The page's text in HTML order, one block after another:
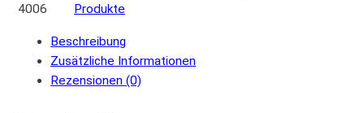
o
4006
Produkte
Beschreibung
Zusätzliche Informationen
Rezensionen (0)